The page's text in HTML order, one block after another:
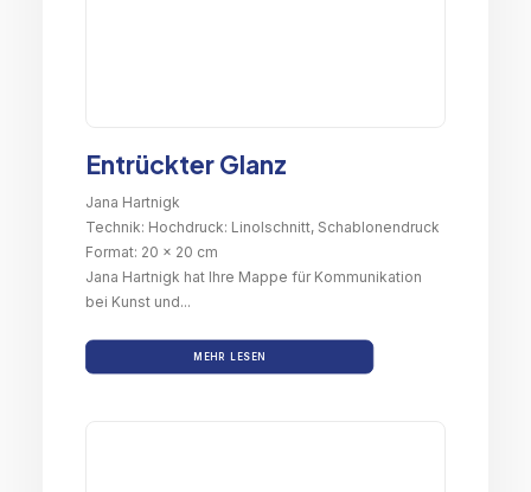
Entrückter Glanz
Jana Hartnigk
Technik: Hochdruck: Linolschnitt, Schablonendruck
Format: 20 x 20 cm
Jana Hartnigk hat Ihre Mappe für Kommunikation
bei Kunst und...
MEHR LESEN